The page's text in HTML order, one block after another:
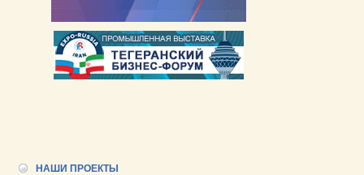
НАШИ ПРОЕКТЫ